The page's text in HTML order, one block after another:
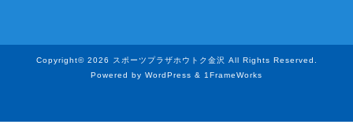
Copyright© 2026 スポーツプラザホウトク金沢 All Rights Reserved.
Powered by WordPress & 1FrameWorks